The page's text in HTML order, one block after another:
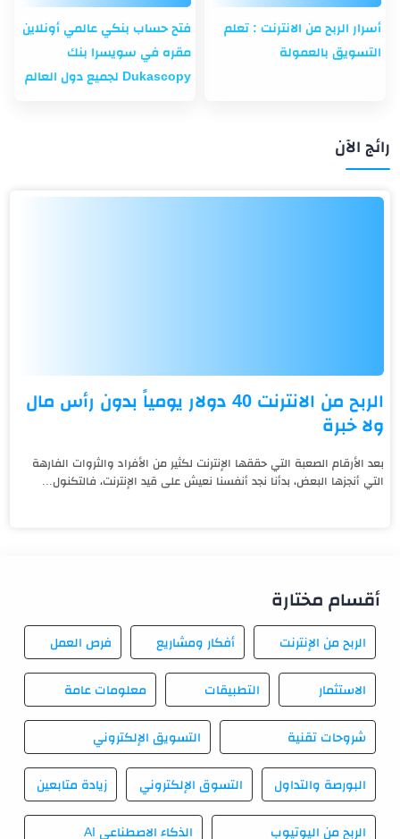
أسرار الربح من الانترنت : تعلم
التسويق بالعمولة
فتح حساب بنكي عالمي أونلاين
مقره في سويسرا بنك
Dukascopy لجميع دول العالم
رائج الآن
الربح من الانترنت 40 دولار يومياً بدون رأس مال
ولا خبرة
بعد الأرقام الصعبة التي حققها الإنترنت لكثير من الأفراد والثروات الفارهة
التي أنجزها البعض، بدأنا نجد أنفسنا نعيش على قيد الإنترنت، فالتكنول...
أقسام مختارة
الربح من الإنترنت أفكار ومشاريع فرص العمل
الاستثمار التطبيقات معلومات عامة
شروحات تقنية التسويق الإلكتروني
البورصة والتداول التسوق الإلكتروني زيادة متابعين
الربح من اليوتيوب الذكاء الاصطناعي AI